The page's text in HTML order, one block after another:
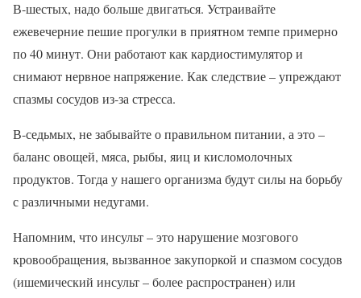
В-шестых, надо больше двигаться. Устраивайте
ежевечерние пешие прогулки в приятном темпе примерно
по 40 минут. Они работают как кардиостимулятор и
снимают нервное напряжение. Как следствие – упреждают
спазмы сосудов из-за стресса.
В-седьмых, не забывайте о правильном питании, а это –
баланс овощей, мяса, рыбы, яиц и кисломолочных
продуктов. Тогда у нашего организма будут силы на борьбу
с различными недугами.
Напомним, что инсульт – это нарушение мозгового
кровообращения, вызванное закупоркой и спазмом сосудов
(ишемический инсульт – более распространен) или